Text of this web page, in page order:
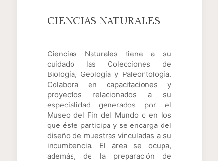
CIENCIAS NATURALES
Ciencias Naturales tiene a su
cuidado las Colecciones de
Biología, Geología y Paleontología.
Colabora en capacitaciones y
proyectos relacionados a su
especialidad generados por el
Museo del Fin del Mundo o en los
que éste participa y se encarga del
diseño de muestras vinculadas a su
incumbencia. El área se ocupa,
además, de la preparación de